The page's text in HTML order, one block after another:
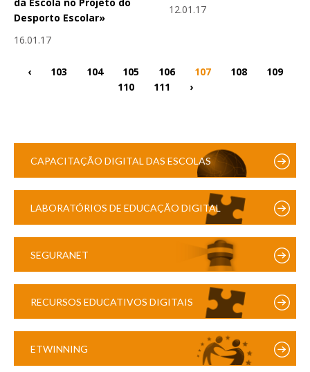
Desporto Escolar»
16.01.17
12.01.17
‹ 103 104 105 106 107 108
109
110
111 ›
CAPACITAÇÃO DIGITAL DAS ESCOLAS
LABORATÓRIOS DE EDUCAÇÃO DIGITAL
SEGURANET
RECURSOS EDUCATIVOS DIGITAIS
ETWINNING